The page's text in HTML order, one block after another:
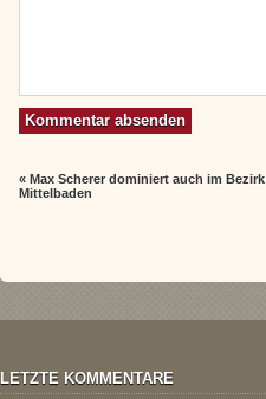
«Max Scherer dominiert auch im Bezirk
Mittelbaden
LETZTE KOMMENTARE